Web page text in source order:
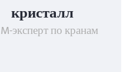
кристалл
эксперт по кранам